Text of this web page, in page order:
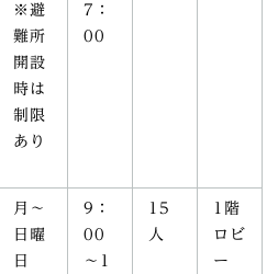
※避
難所
開設
時は
制限
あり
7：
00
月～
日曜
日
9：
00
～1
15
人
1階
ロビ
ー